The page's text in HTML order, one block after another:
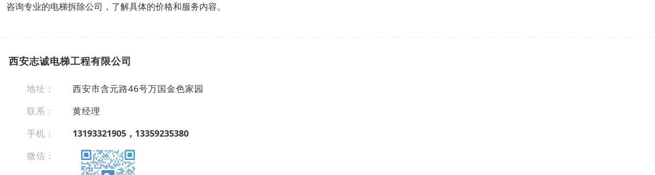
咨询专业的电梯拆除公司，了解具体的价格和服务内容。
西安志诚电梯工程有限公司
地址：
西安市含元路46号万国金色家园
联系：
黄经理
手机：
13193321905，13359235380
微信：